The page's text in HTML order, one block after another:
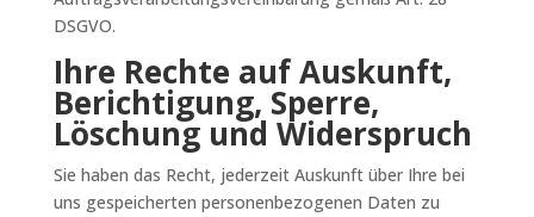
DSGVO.
Ihre Rechte auf Auskunft,
Berichtigung, Sperre,
Löschung und Widerspruch
Sie haben das Recht, jederzeit Auskunft über Ihre bei
uns gespeicherten personenbezogenen Daten zu